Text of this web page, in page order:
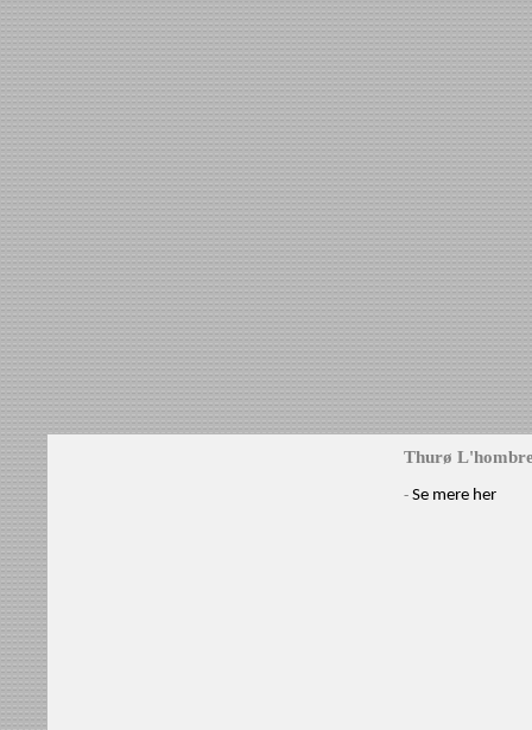
Thurø
- Se mere her